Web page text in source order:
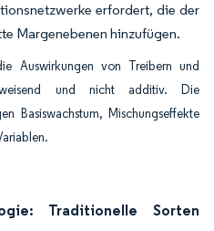
erfordert, die der
Margenebenen hinzufügen.
Auswirkungen von Treibern und
und nicht additiv. Die
Basiswachstum, Mischungseffekte
Traditionelle Sorten